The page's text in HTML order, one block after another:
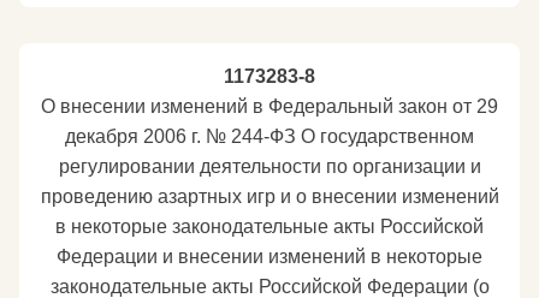
1173283-8
О внесении изменений в Федеральный закон от 29
декабря 2006 г. № 244-ФЗ О государственном
регулировании деятельности по организации и
проведению азартных игр и о внесении изменений
в некоторые законодательные акты Российской
Федерации и внесении изменений в некоторые
законодательные акты Российской Федерации (о